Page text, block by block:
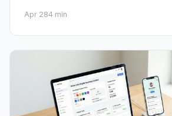
Apr 284 min